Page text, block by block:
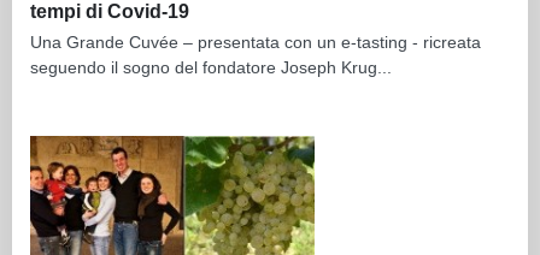
tempi di Covid-19
Una Grande Cuvée – presentata con un e-tasting - ricreata
seguendo il sogno del fondatore Joseph Krug...